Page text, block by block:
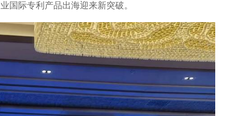
国际专利产品出海迎来新突破。